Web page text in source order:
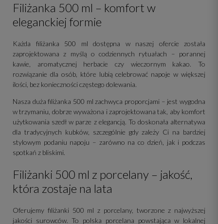
Filiżanka 500 ml – komfort w
eleganckiej formie
Każda filiżanka 500 ml dostępna w naszej ofercie została
zaprojektowana z myślą o codziennych rytuałach – porannej
kawie, aromatycznej herbacie czy wieczornym kakao. To
rozwiązanie dla osób, które lubią celebrować napoje w większej
ilości, bez konieczności częstego dolewania.
Nasza duża filiżanka 500 ml zachwyca proporcjami – jest wygodna
w trzymaniu, dobrze wyważona i zaprojektowana tak, aby komfort
użytkowania szedł w parze z elegancją. To doskonała alternatywa
dla tradycyjnych kubków, szczególnie gdy zależy Ci na bardziej
stylowym podaniu napoju – zarówno na co dzień, jak i podczas
spotkań z bliskimi.
Filiżanki 500 ml z porcelany – jakość,
która zostaje na lata
Oferujemy filiżanki 500 ml z porcelany, tworzone z najwyższej
jakości surowców. To polska porcelana powstająca w lokalnej